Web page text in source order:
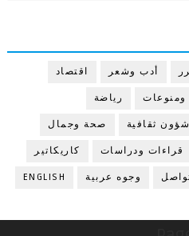
أدب وشعر اقتصاد
ومنوعات رياضة
شؤون ثقافية صحة وجمال
قراءات ودراسات كاريكاتير
وجوه عربية ENGLISH